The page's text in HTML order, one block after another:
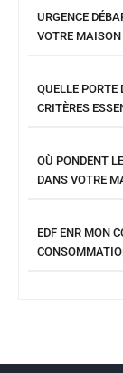
URGENCE
VOTRE
QUELLE PORTE
CRITÈRES
OÙ PONDENT
DANS VOTRE
EDF ENR MON